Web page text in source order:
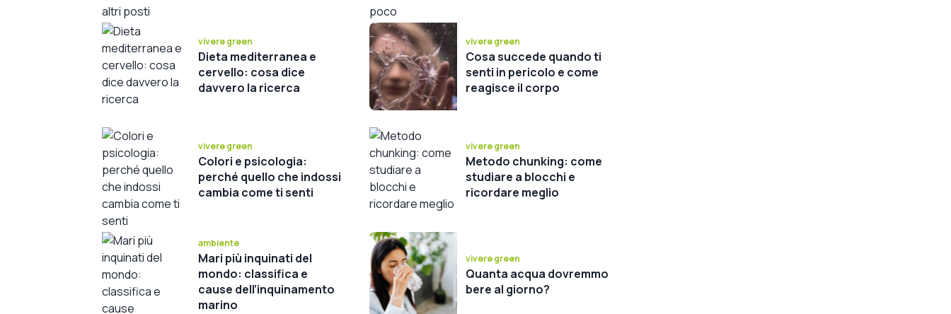
vivere green
Dieta mediterranea e
cervello: cosa dice
davvero la ricerca
vivere green
Cosa succede quando ti
senti in pericolo e come
reagisce il corpo
vivere green
Colori e psicologia:
perché quello che indossi
cambia come ti senti
vivere green
Metodo chunking: come
studiare a blocchi e
ricordare meglio
ambiente
Mari più inquinati del
mondo: classifica e
cause dell’inquinamento
marino
vivere green
Quanta acqua dovremmo
bere al giorno?